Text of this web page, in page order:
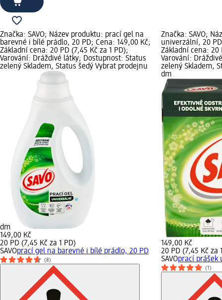
Značka: SAVO; Název produktu: prací gel na
barevné i bílé prádlo, 20 PD; Cena: 149,00 Kč;
Základní cena: 20 PD (7,45 Kč za 1 PD);
Varování: Dráždivé látky; Dostupnost: Status
zelený Skladem, Status šedý Vybrat prodejnu
dm
149,00 Kč
20 PD (7,45 Kč za 1 PD)
SAVOprací gel na barevné i bílé prádlo, 20 PD
(8)
Značka: SAVO;
univerzální, 20
Základní cena: 20
Varování:
zelený Skladem,
dm
149,00 Kč
20 PD (7,45 Kč za
SAVOprací prášek
(1)